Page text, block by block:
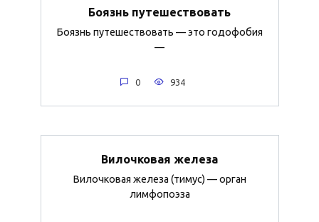
Боязнь путешествовать
Боязнь путешествовать — это годофобия
—
0 934
Вилочковая железа
Вилочковая железа (тимус) — орган
лимфопоэза